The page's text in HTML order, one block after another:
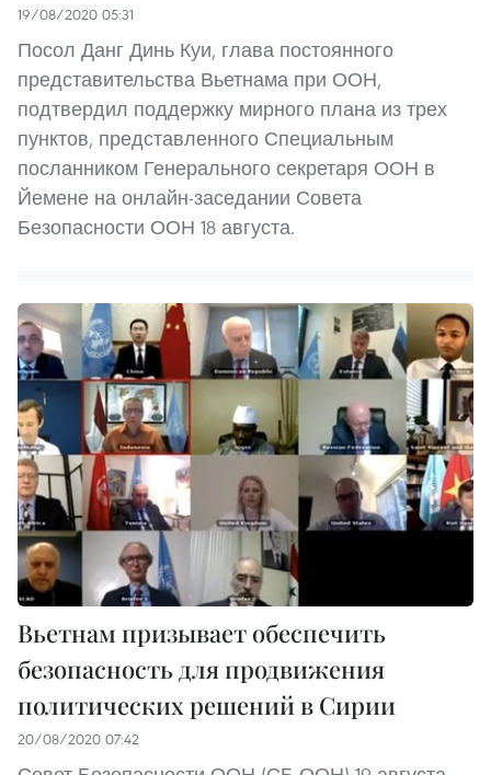
19/08/2020 05:31
Посол Данг Динь Куи, глава постоянного
представительства Вьетнама при ООН,
подтвердил поддержку мирного плана из трех
пунктов, представленного Специальным
посланником Генерального секретаря ООН в
Йемене на онлайн-заседании Совета
Безопасности ООН 18 августа.
Вьетнам призывает обеспечить
безопасность для продвижения
политических решений в Сирии
20/08/2020 07:42